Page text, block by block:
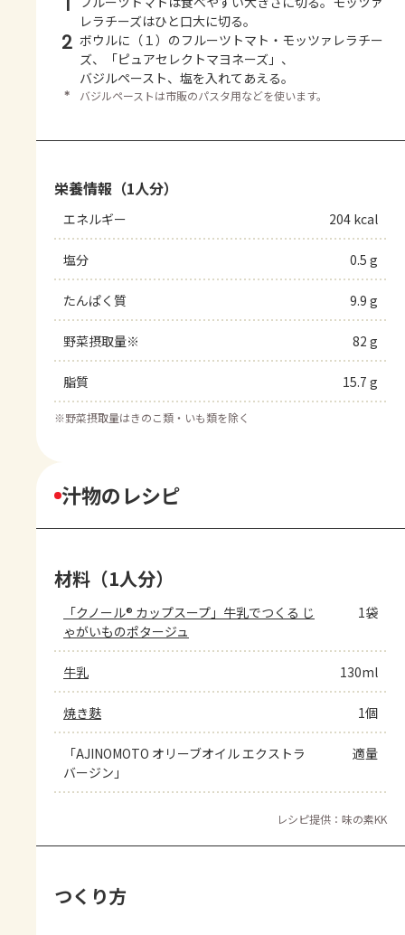
レラチーズはひと口大に切る。
2 ボウルに（１）のフルーツトマト・モッツァレラチー
ズ、「ピュアセレクトマヨネーズ」、
バジルペースト、塩を入れてあえる。
＊ バジルペーストは市販のパスタ用などを使います。
栄養情報（1人分）
エネルギー 204 kcal
塩分 0.5 g
たんぱく質 9.9 g
野菜摂取量※ 82 g
脂質 15.7 g
※野菜摂取量はきのこ類・いも類を除く
汁物のレシピ
材料（1人分）
「クノール® カップスープ」牛乳でつくる じ
ゃがいものポタージュ
1袋
牛乳 130ml
焼き麩 1個
「AJINOMOTO オリーブオイル エクストラ
バージン」
適量
レシピ提供：味の素KK
つくり方